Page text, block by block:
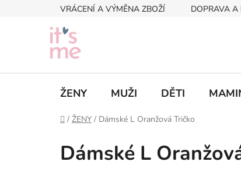
VRÁCENÍ A VÝMĚNA ZBOŽÍ DOPRAVA A
ŽENY MUŽI DĚTI
Domů
/ ŽENY / Dámské L Oranžová Tričko
Dámské L